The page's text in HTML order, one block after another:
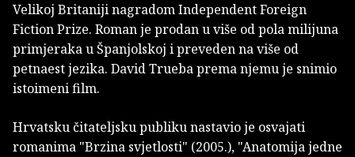
Velikoj Britaniji nagradom Independent Foreign
Fiction Prize. Roman je prodan u više od pola milijuna
primjeraka u Španjolskoj i preveden na više od
petnaest jezika. David Trueba prema njemu je snimio
istoimeni film.
Hrvatsku čitateljsku publiku nastavio je osvajati
romanima "Brzina svjetlosti" (2005.), "Anatomija jedne